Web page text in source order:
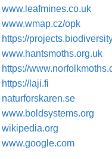
www.leafmines.co.uk
www.wmap.cz/opk
https://
www.hantsmoths.org.uk
https://
https://laji.fi
naturforskaren.se
www.boldsystems.org
wikipedia.org
www.google.com